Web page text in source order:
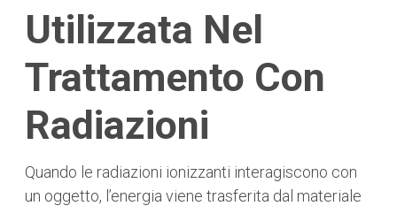
Utilizzata Nel
Trattamento Con
Radiazioni
Quando le radiazioni ionizzanti interagiscono con
un oggetto, l’energia viene trasferita dal materiale